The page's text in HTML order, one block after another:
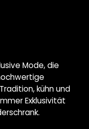
Mode, die
kühn und
Exklusivität